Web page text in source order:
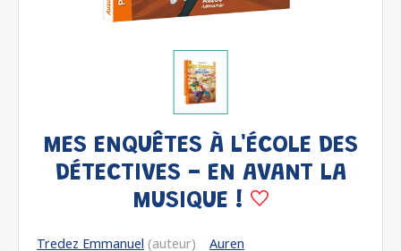
MES ENQUÊTES À L'ÉCOLE DES
DÉTECTIVES - EN AVANT LA
MUSIQUE !
Tredez Emmanuel (auteur)
Auren